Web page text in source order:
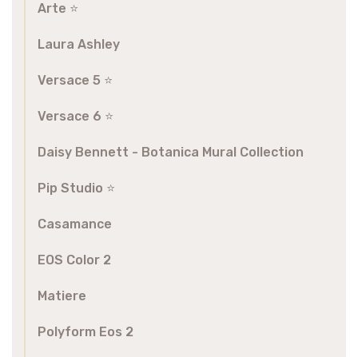
Arte ⭐️
Laura Ashley
Versace 5 ⭐️
Versace 6 ⭐️
Daisy Bennett - Botanica Mural Collection
Pip Studio ⭐️
Casamance
EOS Color 2
Matiere
Polyform Eos 2